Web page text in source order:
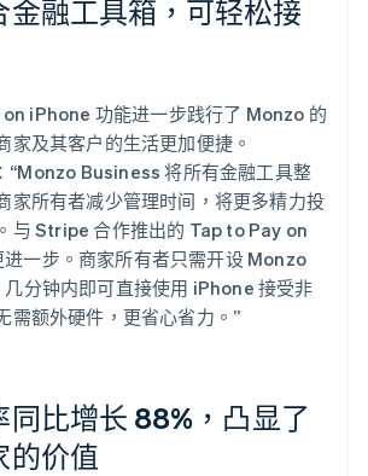
金融工具箱，可轻松接
iPhone 功能进一步践行了 Monzo 的
家及其客户的生活更加便捷。
“Monzo Business 将所有金融工具整
家所有者减少管理时间，将更多精力投
与 Stripe 合作推出的 Tap to Pay on
一步。商家所有者只需开设 Monzo
分钟内即可直接使用 iPhone 接受非
额外硬件，更省心省力。”
同比增长 88%，凸显了
的价值